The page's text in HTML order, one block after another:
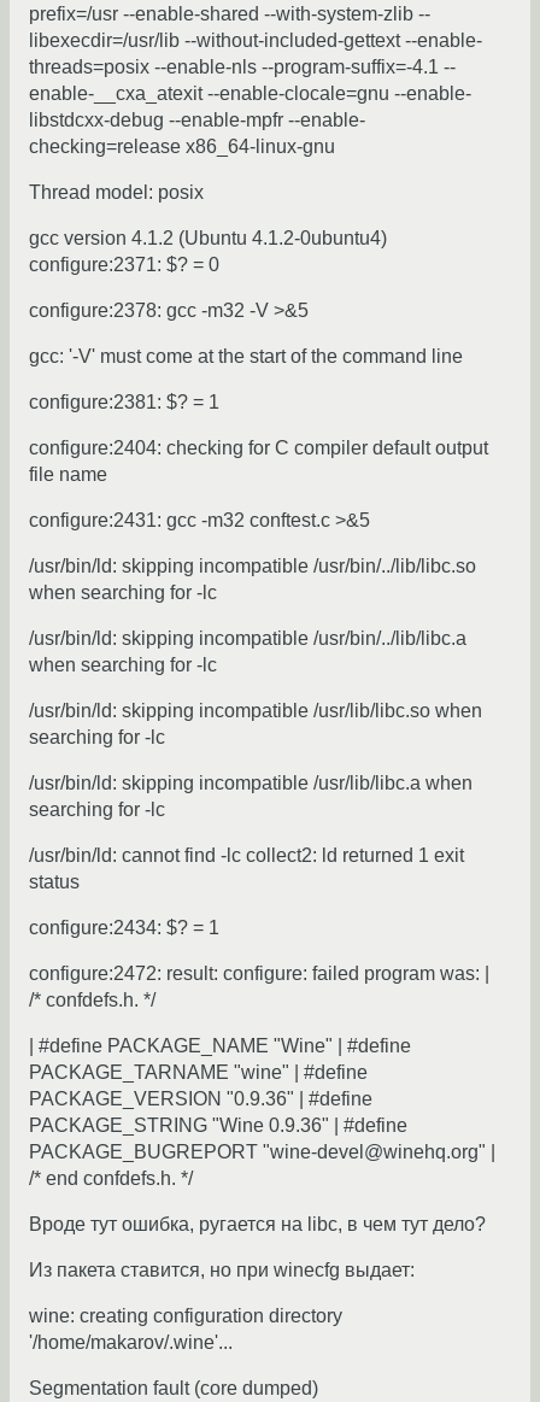
prefix=/usr --enable-shared --with-system-zlib --
libexecdir=/usr/lib --without-included-gettext --enable-
threads=posix --enable-nls --program-suffix=-4.1 --
enable-__cxa_atexit --enable-clocale=gnu --enable-
libstdcxx-debug --enable-mpfr --enable-
checking=release x86_64-linux-gnu
Thread model: posix
gcc version 4.1.2 (Ubuntu 4.1.2-0ubuntu4)
configure:2371: $? = 0
configure:2378: gcc -m32 -V >&5
gcc: '-V' must come at the start of the command line
configure:2381: $? = 1
configure:2404: checking for C compiler default output
file name
configure:2431: gcc -m32 conftest.c >&5
/usr/bin/ld: skipping incompatible /usr/bin/../lib/libc.so
when searching for -lc
/usr/bin/ld: skipping incompatible /usr/bin/../lib/libc.a
when searching for -lc
/usr/bin/ld: skipping incompatible /usr/lib/libc.so when
searching for -lc
/usr/bin/ld: skipping incompatible /usr/lib/libc.a when
searching for -lc
/usr/bin/ld: cannot find -lc collect2: ld returned 1 exit
status
configure:2434: $? = 1
configure:2472: result: configure: failed program was: |
/* confdefs.h. */
| #define PACKAGE_NAME "Wine" | #define
PACKAGE_TARNAME "wine" | #define
PACKAGE_VERSION "0.9.36" | #define
PACKAGE_STRING "Wine 0.9.36" | #define
PACKAGE_BUGREPORT "wine-devel@winehq.org" |
/* end confdefs.h. */
Вроде тут ошибка, ругается на libc, в чем тут дело?
Из пакета ставится, но при winecfg выдает:
wine: creating configuration directory
'/home/makarov/.wine'...
Segmentation fault (core dumped)